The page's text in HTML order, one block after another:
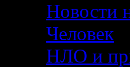
Новости
Человек
НЛО и